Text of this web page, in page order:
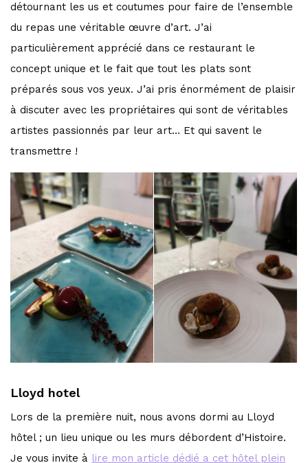
détournant les us et coutumes pour faire de l’ensemble
du repas une véritable œuvre d’art. J’ai
particulièrement apprécié dans ce restaurant le
concept unique et le fait que tout les plats sont
préparés sous vos yeux. J’ai pris énormément de plaisir
à discuter avec les propriétaires qui sont de véritables
artistes passionnés par leur art… Et qui savent le
transmettre !
Lloyd hotel
Lors de la première nuit, nous avons dormi au Lloyd
hôtel ; un lieu unique ou les murs débordent d’Histoire.
Je vous invite à lire mon article dédié a cet hôtel plein